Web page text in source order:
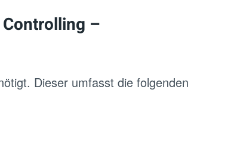
–
Dieser umfasst die folgenden